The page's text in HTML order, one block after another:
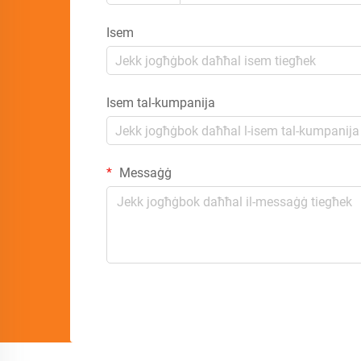
Isem
Isem tal-kumpanija
Messaġġ